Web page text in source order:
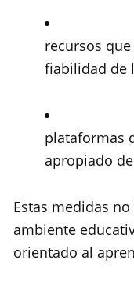
recursos
fiabilidad de
plataformas
apropiado
Estas medidas
ambiente
orientado al